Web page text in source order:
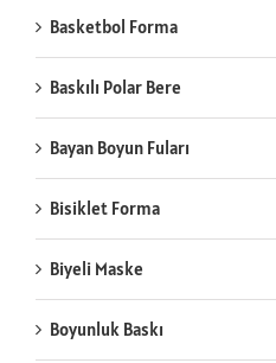
Basketbol Forma
Baskılı Polar Bere
Bayan Boyun Fuları
Bisiklet Forma
Biyeli Maske
Boyunluk Baskı